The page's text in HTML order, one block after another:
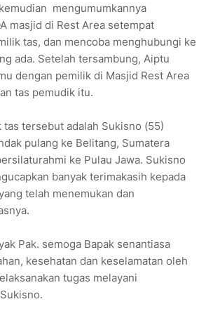
mengumumkannya
masjid di Rest Area setempat
tas, dan mencoba menghubungi ke
ada. Setelah tersambung, Aiptu
dengan pemilik di Masjid Rest Area
tas pemudik itu.
tersebut adalah Sukisno (55)
pulang ke Belitang, Sumatera
ke Pulau Jawa. Sukisno
banyak terimakasih kepada
telah menemukan dan
Pak. semoga Bapak senantiasa
kesehatan dan keselamatan oleh
tugas melayani